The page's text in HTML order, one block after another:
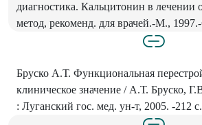
диагностика. Кальцитонин в лечении
метод, рекоменд. для врачей.-М.,
Бруско А.Т. Функциональная
клиническое значение / А.Т. Бруско,
: Луганский гос. мед. ун-т, 2005. -212 с.